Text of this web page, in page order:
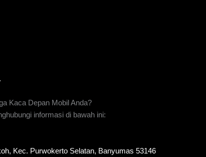
Kaca Depan Mobil Anda?
informasi di bawah ini:
Kec. Purwokerto Selatan, Banyumas 53146